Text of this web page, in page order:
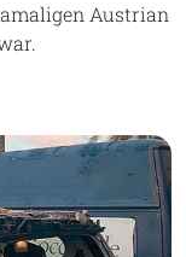
Austrian